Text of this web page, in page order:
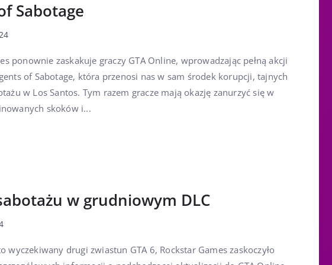
Sabotage
ponownie zaskakuje graczy GTA Online, wprowadzając pełną akcji
of Sabotage, która przenosi nas w sam środek korupcji, tajnych
w Los Santos. Tym razem gracze mają okazję zanurzyć się w
skoków i...
w grudniowym DLC
wyczekiwany drugi zwiastun GTA 6, Rockstar Games zaskoczyło